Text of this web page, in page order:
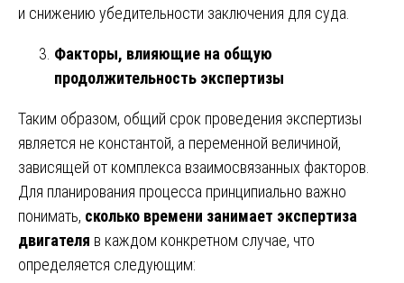
и снижению убедительности заключения для суда.
Факторы, влияющие на общую
продолжительность экспертизы
Таким образом, общий срок проведения экспертизы
является не константой, а переменной величиной,
зависящей от комплекса взаимосвязанных факторов.
Для планирования процесса принципиально важно
понимать, сколько времени занимает экспертиза
двигателя в каждом конкретном случае, что
определяется следующим: